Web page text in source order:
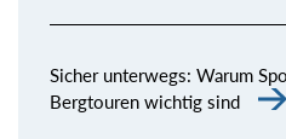
Sicher unterwegs: Warum
Bergtouren wichtig sind